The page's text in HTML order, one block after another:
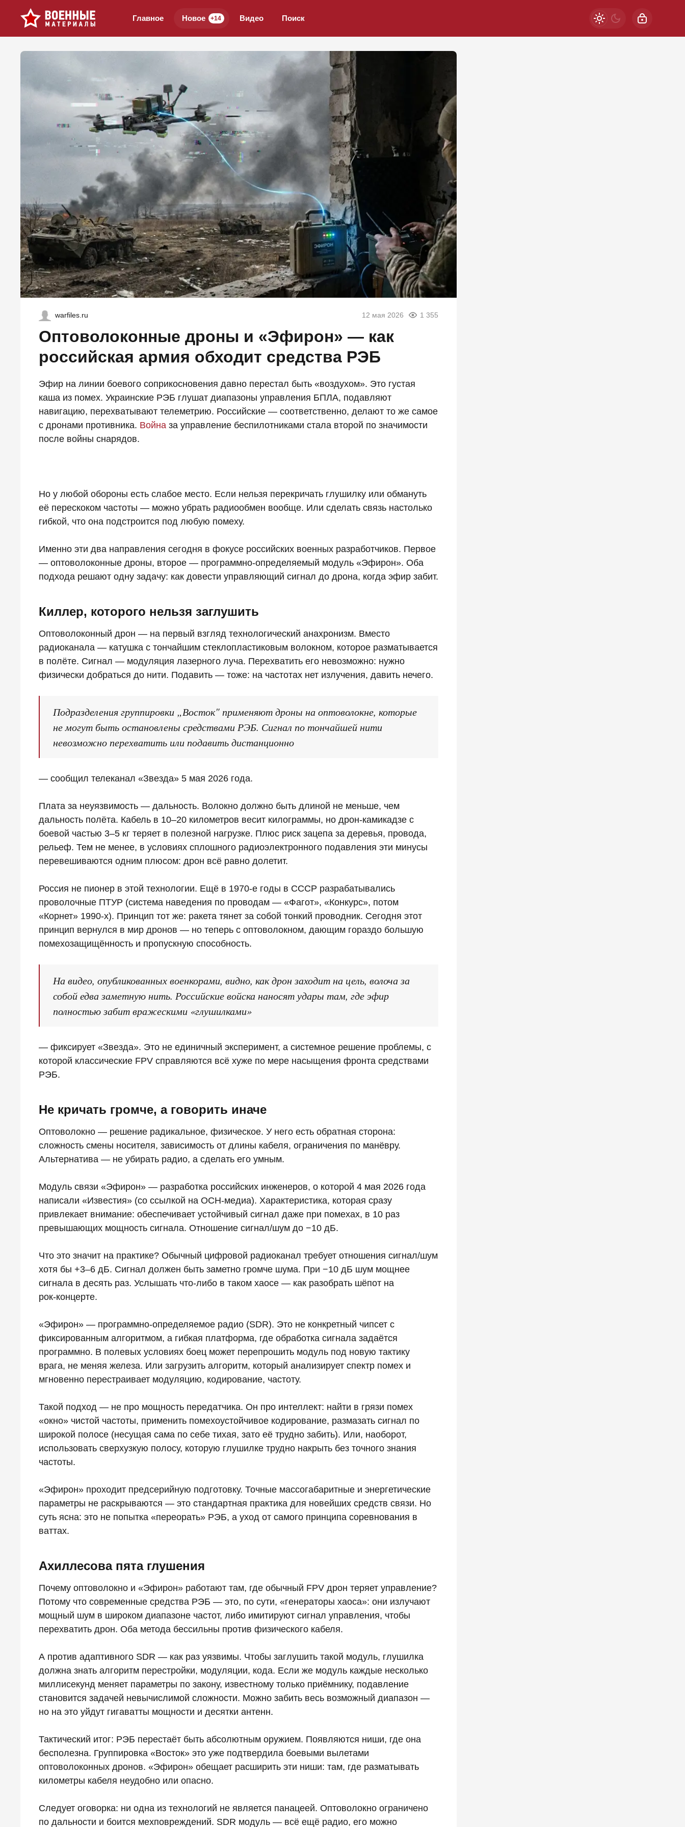
Главное Новое +14 Видео Поиск
warfiles.ru 12 мая 2026 1 355
Оптоволоконные дроны и «Эфирон» — как
российская армия обходит средства РЭБ
Эфир на линии боевого соприкосновения давно перестал быть «воздухом». Это густая
каша из помех. Украинские РЭБ глушат диапазоны управления БПЛА, подавляют
навигацию, перехватывают телеметрию. Российские — соответственно, делают то же самое
с дронами противника. Война за управление беспилотниками стала второй по значимости
после войны снарядов.
Но у любой обороны есть слабое место. Если нельзя перекричать глушилку или обмануть
её перескоком частоты — можно убрать радиообмен вообще. Или сделать связь настолько
гибкой, что она подстроится под любую помеху.
Именно эти два направления сегодня в фокусе российских военных разработчиков. Первое
— оптоволоконные дроны, второе — программно‑определяемый модуль «Эфирон». Оба
подхода решают одну задачу: как довести управляющий сигнал до дрона, когда эфир забит.
Киллер, которого нельзя заглушить
Оптоволоконный дрон — на первый взгляд технологический анахронизм. Вместо
радиоканала — катушка с тончайшим стеклопластиковым волокном, которое разматывается
в полёте. Сигнал — модуляция лазерного луча. Перехватить его невозможно: нужно
физически добраться до нити. Подавить — тоже: на частотах нет излучения, давить нечего.
Подразделения группировки „Восток" применяют дроны на оптоволокне, которые
не могут быть остановлены средствами РЭБ. Сигнал по тончайшей нити
невозможно перехватить или подавить дистанционно
— сообщил телеканал «Звезда» 5 мая 2026 года.
Плата за неуязвимость — дальность. Волокно должно быть длиной не меньше, чем
дальность полёта. Кабель в 10–20 километров весит килограммы, но дрон‑камикадзе с
боевой частью 3–5 кг теряет в полезной нагрузке. Плюс риск зацепа за деревья, провода,
рельеф. Тем не менее, в условиях сплошного радиоэлектронного подавления эти минусы
перевешиваются одним плюсом: дрон всё равно долетит.
Россия не пионер в этой технологии. Ещё в 1970‑е годы в СССР разрабатывались
проволочные ПТУР (система наведения по проводам — «Фагот», «Конкурс», потом
«Корнет» 1990‑х). Принцип тот же: ракета тянет за собой тонкий проводник. Сегодня этот
принцип вернулся в мир дронов — но теперь с оптоволокном, дающим гораздо большую
помехозащищённость и пропускную способность.
На видео, опубликованных военкорами, видно, как дрон заходит на цель, волоча за
собой едва заметную нить. Российские войска наносят удары там, где эфир
полностью забит вражескими «глушилками»
— фиксирует «Звезда». Это не единичный эксперимент, а системное решение проблемы, с
которой классические FPV справляются всё хуже по мере насыщения фронта средствами
РЭБ.
Не кричать громче, а говорить иначе
Оптоволокно — решение радикальное, физическое. У него есть обратная сторона:
сложность смены носителя, зависимость от длины кабеля, ограничения по манёвру.
Альтернатива — не убирать радио, а сделать его умным.
Модуль связи «Эфирон» — разработка российских инженеров, о которой 4 мая 2026 года
написали «Известия» (со ссылкой на ОСН‑медиа). Характеристика, которая сразу
привлекает внимание: обеспечивает устойчивый сигнал даже при помехах, в 10 раз
превышающих мощность сигнала. Отношение сигнал/шум до −10 дБ.
Что это значит на практике? Обычный цифровой радиоканал требует отношения сигнал/шум
хотя бы +3–6 дБ. Сигнал должен быть заметно громче шума. При −10 дБ шум мощнее
сигнала в десять раз. Услышать что‑либо в таком хаосе — как разобрать шёпот на
рок‑концерте.
«Эфирон» — программно‑определяемое радио (SDR). Это не конкретный чипсет с
фиксированным алгоритмом, а гибкая платформа, где обработка сигнала задаётся
программно. В полевых условиях боец может перепрошить модуль под новую тактику
врага, не меняя железа. Или загрузить алгоритм, который анализирует спектр помех и
мгновенно перестраивает модуляцию, кодирование, частоту.
Такой подход — не про мощность передатчика. Он про интеллект: найти в грязи помех
«окно» чистой частоты, применить помехоустойчивое кодирование, размазать сигнал по
широкой полосе (несущая сама по себе тихая, зато её трудно забить). Или, наоборот,
использовать сверхузкую полосу, которую глушилке трудно накрыть без точного знания
частоты.
«Эфирон» проходит предсерийную подготовку. Точные массогабаритные и энергетические
параметры не раскрываются — это стандартная практика для новейших средств связи. Но
суть ясна: это не попытка «переорать» РЭБ, а уход от самого принципа соревнования в
ваттах.
Ахиллесова пята глушения
Почему оптоволокно и «Эфирон» работают там, где обычный FPV дрон теряет управление?
Потому что современные средства РЭБ — это, по сути, «генераторы хаоса»: они излучают
мощный шум в широком диапазоне частот, либо имитируют сигнал управления, чтобы
перехватить дрон. Оба метода бессильны против физического кабеля.
А против адаптивного SDR — как раз уязвимы. Чтобы заглушить такой модуль, глушилка
должна знать алгоритм перестройки, модуляции, кода. Если же модуль каждые несколько
миллисекунд меняет параметры по закону, известному только приёмнику, подавление
становится задачей невычислимой сложности. Можно забить весь возможный диапазон —
но на это уйдут гигаватты мощности и десятки антенн.
Тактический итог: РЭБ перестаёт быть абсолютным оружием. Появляются ниши, где она
бесполезна. Группировка «Восток» это уже подтвердила боевыми вылетами
оптоволоконных дронов. «Эфирон» обещает расширить эти ниши: там, где разматывать
километры кабеля неудобно или опасно.
Следует оговорка: ни одна из технологий не является панацеей. Оптоволокно ограничено
по дальности и боится мехповреждений. SDR модуль — всё ещё радио, его можно